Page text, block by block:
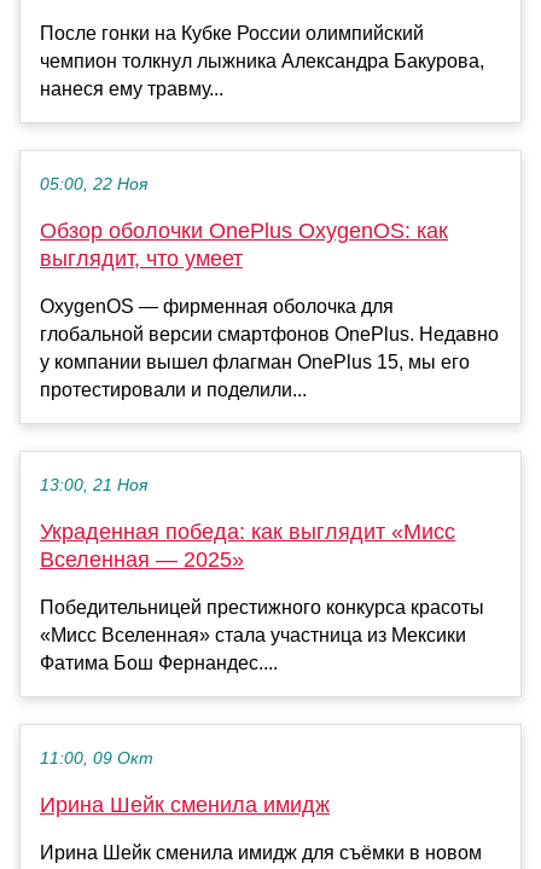
После гонки на Кубке России олимпийский
чемпион толкнул лыжника Александра Бакурова,
нанеся ему травму...
05:00, 22 Ноя
Обзор оболочки OnePlus OxygenOS: как
выглядит, что умеет
OxygenOS — фирменная оболочка для
глобальной версии смартфонов OnePlus. Недавно
у компании вышел флагман OnePlus 15, мы его
протестировали и поделили...
13:00, 21 Ноя
Украденная победа: как выглядит «Мисс
Вселенная — 2025»
Победительницей престижного конкурса красоты
«Мисс Вселенная» стала участница из Мексики
Фатима Бош Фернандес....
11:00, 09 Окт
Ирина Шейк сменила имидж
Ирина Шейк сменила имидж для съёмки в новом